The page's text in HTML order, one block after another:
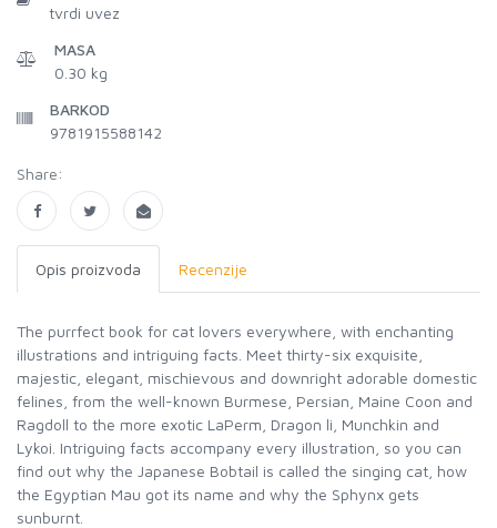
tvrdi uvez
MASA
0.30 kg
BARKOD
9781915588142
Share:
Opis proizvoda Recenzije
The purrfect book for cat lovers everywhere, with enchanting
illustrations and intriguing facts. Meet thirty-six exquisite,
majestic, elegant, mischievous and downright adorable domestic
felines, from the well-known Burmese, Persian, Maine Coon and
Ragdoll to the more exotic LaPerm, Dragon li, Munchkin and
Lykoi. Intriguing facts accompany every illustration, so you can
find out why the Japanese Bobtail is called the singing cat, how
the Egyptian Mau got its name and why the Sphynx gets
sunburnt.